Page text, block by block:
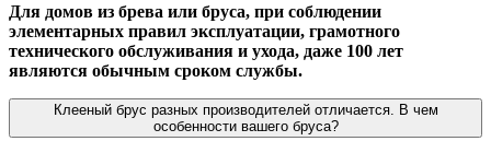
Для домов из брева или бруса, при соблюдении
элементарных правил эксплуатации, грамотного
технического обслуживания и ухода, даже 100 лет
являются обычным сроком службы.
Клееный брус разных производителей отличается. В чем
особенности вашего бруса?